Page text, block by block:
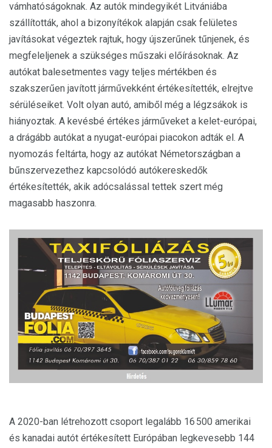
vámhatóságoknak. Az autók mindegyikét Litvániába
szállították, ahol a bizonyítékok alapján csak felületes
javításokat végeztek rajtuk, hogy újszerűnek tűnjenek, és
megfeleljenek a szükséges műszaki előírásoknak. Az
autókat balesetmentes vagy teljes mértékben és
szakszerűen javított járművekként értékesítették, elrejtve
sérüléseiket. Volt olyan autó, amiből még a légzsákok is
hiányoztak. A kevésbé értékes járműveket a kelet-európai,
a drágább autókat a nyugat-európai piacokon adták el. A
nyomozás feltárta, hogy az autókat Németországban a
bűnszervezethez kapcsolódó autókereskedők
értékesítették, akik adócsalással tettek szert még
magasabb haszonra.
A 2020-ban létrehozott csoport legalább 16 500 amerikai
és kanadai autót értékesített Európában legkevesebb 144